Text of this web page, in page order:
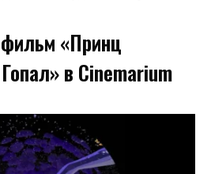
«Принц
в Cinemarium